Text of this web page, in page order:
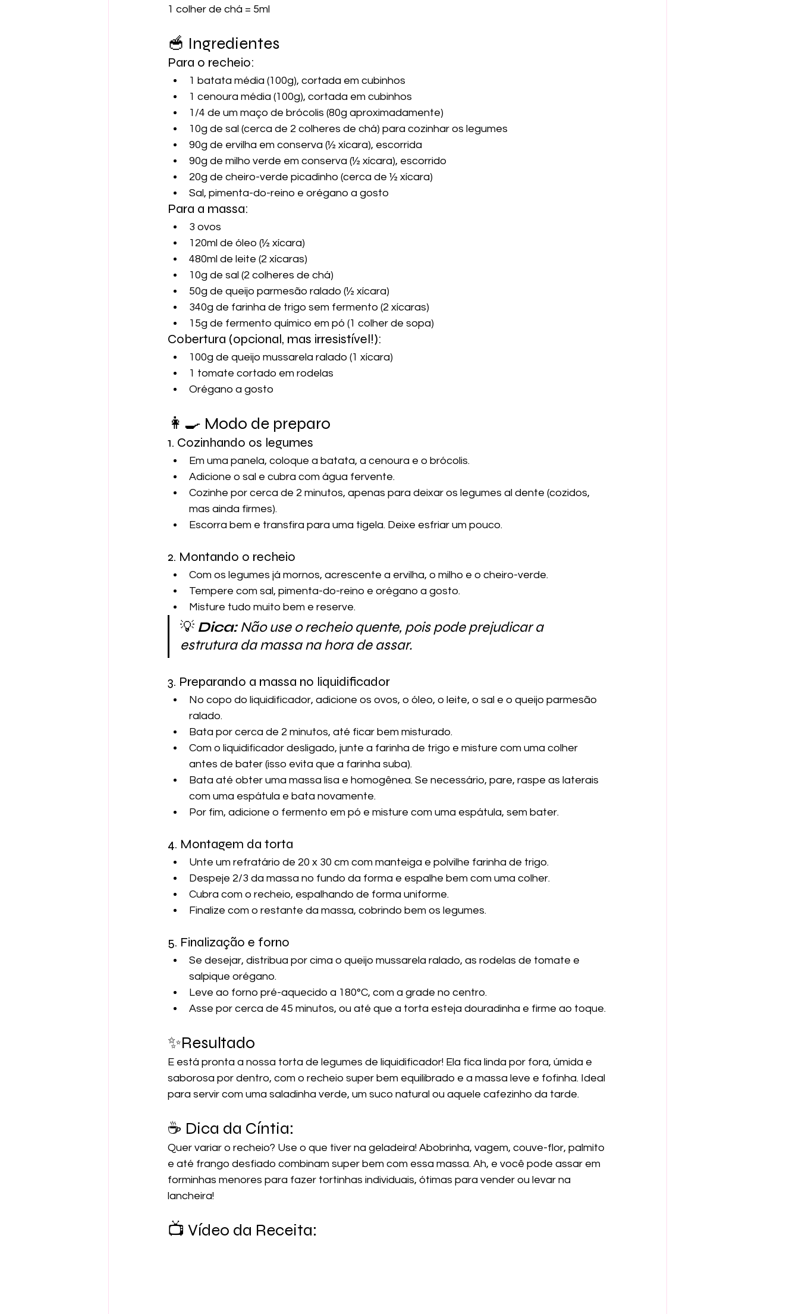
1 colher de chá = 5ml
🥣 Ingredientes
Para o recheio:
1 batata média (100g), cortada em cubinhos
1 cenoura média (100g), cortada em cubinhos
1/4 de um maço de brócolis (80g aproximadamente)
10g de sal (cerca de 2 colheres de chá) para cozinhar os legumes
90g de ervilha em conserva (½ xícara), escorrida
90g de milho verde em conserva (½ xícara), escorrido
20g de cheiro-verde picadinho (cerca de ½ xícara)
Sal, pimenta-do-reino e orégano a gosto
Para a massa:
3 ovos
120ml de óleo (½ xícara)
480ml de leite (2 xícaras)
10g de sal (2 colheres de chá)
50g de queijo parmesão ralado (½ xícara)
340g de farinha de trigo sem fermento (2 xícaras)
15g de fermento químico em pó (1 colher de sopa)
Cobertura (opcional, mas irresistível!):
100g de queijo mussarela ralado (1 xícara)
1 tomate cortado em rodelas
Orégano a gosto
👩‍🍳 Modo de preparo
1. Cozinhando os legumes
Em uma panela, coloque a batata, a cenoura e o brócolis.
Adicione o sal e cubra com água fervente.
Cozinhe por cerca de 2 minutos, apenas para deixar os legumes al dente (cozidos,
mas ainda firmes).
Escorra bem e transfira para uma tigela. Deixe esfriar um pouco.
2. Montando o recheio
Com os legumes já mornos, acrescente a ervilha, o milho e o cheiro-verde.
Tempere com sal, pimenta-do-reino e orégano a gosto.
Misture tudo muito bem e reserve.
💡 Dica: Não use o recheio quente, pois pode prejudicar a
estrutura da massa na hora de assar.
3. Preparando a massa no liquidificador
No copo do liquidificador, adicione os ovos, o óleo, o leite, o sal e o queijo parmesão
ralado.
Bata por cerca de 2 minutos, até ficar bem misturado.
Com o liquidificador desligado, junte a farinha de trigo e misture com uma colher
antes de bater (isso evita que a farinha suba).
Bata até obter uma massa lisa e homogênea. Se necessário, pare, raspe as laterais
com uma espátula e bata novamente.
Por fim, adicione o fermento em pó e misture com uma espátula, sem bater.
4. Montagem da torta
Unte um refratário de 20 x 30 cm com manteiga e polvilhe farinha de trigo.
Despeje 2/3 da massa no fundo da forma e espalhe bem com uma colher.
Cubra com o recheio, espalhando de forma uniforme.
Finalize com o restante da massa, cobrindo bem os legumes.
5. Finalização e forno
Se desejar, distribua por cima o queijo mussarela ralado, as rodelas de tomate e
salpique orégano.
Leve ao forno pré-aquecido a 180°C, com a grade no centro.
Asse por cerca de 45 minutos, ou até que a torta esteja douradinha e firme ao toque.
✨Resultado
E está pronta a nossa torta de legumes de liquidificador! Ela fica linda por fora, úmida e
saborosa por dentro, com o recheio super bem equilibrado e a massa leve e fofinha. Ideal
para servir com uma saladinha verde, um suco natural ou aquele cafezinho da tarde.
☕ Dica da Cíntia:
Quer variar o recheio? Use o que tiver na geladeira! Abobrinha, vagem, couve-flor, palmito
e até frango desfiado combinam super bem com essa massa. Ah, e você pode assar em
forminhas menores para fazer tortinhas individuais, ótimas para vender ou levar na
lancheira!
📺 Vídeo da Receita: